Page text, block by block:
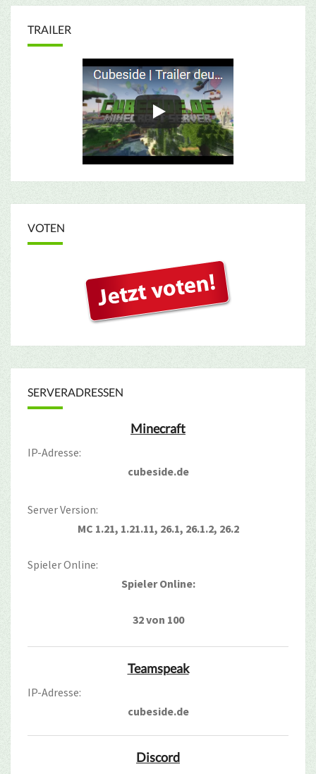
TRAILER
VOTEN
SERVERADRESSEN
Minecraft
IP-Adresse:
cubeside.de
Server Version:
MC 1.21, 1.21.11, 26.1, 26.1.2, 26.2
Spieler Online:
Spieler Online:
32 von 100
Teamspeak
IP-Adresse:
cubeside.de
Discord